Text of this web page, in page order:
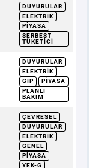
DUYURULAR
ELEKTRIK
PIYASA
SERBEST
TÜKETICI
DUYURULAR
ELEKTRIK
GİP
PIYASA
PLANLI
BAKIM
ÇEVRESEL
DUYURULAR
ELEKTRIK
GENEL
PIYASA
YEK-G